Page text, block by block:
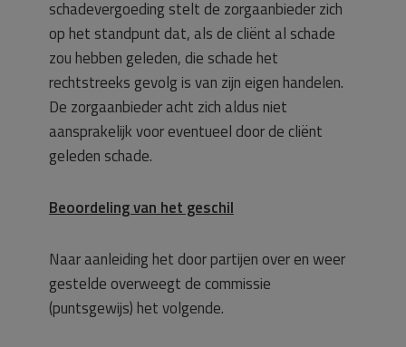
schadevergoeding stelt de zorgaanbieder zich
op het standpunt dat, als de cliënt al schade
zou hebben geleden, die schade het
rechtstreeks gevolg is van zijn eigen handelen.
De zorgaanbieder acht zich aldus niet
aansprakelijk voor eventueel door de cliënt
geleden schade.
Beoordeling van het geschil
Naar aanleiding het door partijen over en weer
gestelde overweegt de commissie
(puntsgewijs) het volgende.